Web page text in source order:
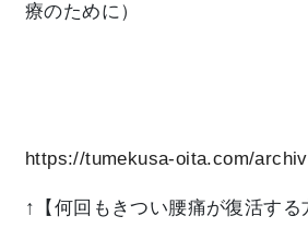
療のために）
https://tumekusa-oita.com/
↑【何回もきつい腰痛が復活す